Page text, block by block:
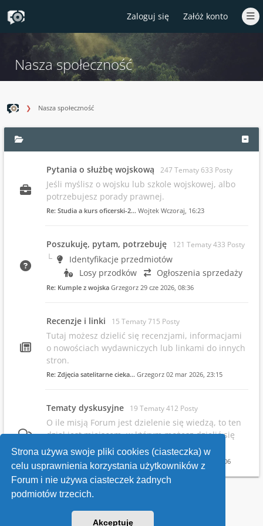
Strona używa swoje pliki cookies (ciasteczka) w
celu usprawnienia korzystania użytkowników z
Forum i nie używa ciasteczek żadnych
podmiotów trzecich.
Akceptuję
Zaloguj się Załóż konto
Nasza społeczność
Nasza społeczność
Pytania o służbę wojskową 247 Tematy 633 Posty
Jeśli myślisz o wojsku lub szkole wojskowej, albo
potrzebujesz porady prawnej.
Re: Studia a kurs oficerski-2… Wojtek Wczoraj, 16:23
Poszukuję, pytam, potrzebuję 121 Tematy 433 Posty
Identyfikacje przedmiotów
Losy przodków
Ogłoszenia sprzedaży
Re: Kumple z wojska Grzegorz 29 cze 2026, 08:36
Recenzje i linki 15 Tematy 715 Posty
Tutaj możesz dzielić się recenzjami, informacjami
o nowościach wydawniczych lub linkami do innych
stron.
Re: Zdjęcia satelitarne cieka… Grzegorz 02 mar 2026, 23:15
Tematy dyskusyjne 19 Tematy 412 Posty
O ile misją Forum jest dzielenie się wiedzą, to ten
dział jest miejscem, w którym możesz dzielić się
swoimi opiniami.
Re: Infowsparcie.net/wria/ pr… Grzegorz 19 maja 2026, 22:06